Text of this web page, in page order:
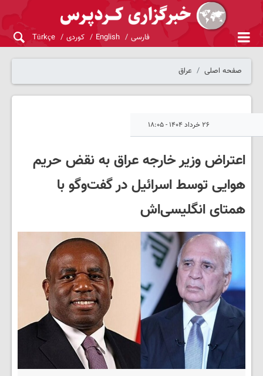
فارسی English کوردی Türkçe
صفحه اصلی عراق
۲۶ خرداد ۱۴۰۴ - ۱۸:۰۵
اعتراض وزیر خارجه عراق به نقض حریم
هوایی توسط اسرائیل در گفت‌وگو با
همتای انگلیسی‌اش